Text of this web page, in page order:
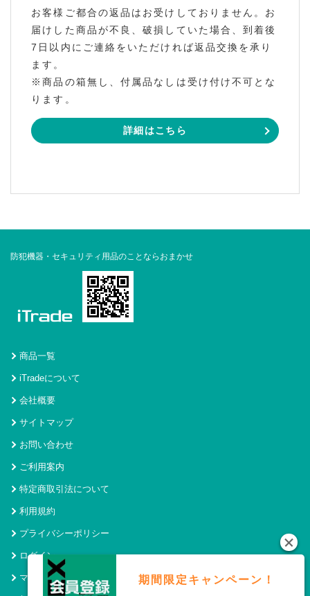
お客様ご都合の返品はお受けしておりません。お
届けした商品が不良、破損していた場合、到着後
7日以内にご連絡をいただければ返品交換を承り
ます。
※商品の箱無し、付属品なしは受け付け不可とな
ります。
詳細はこちら
防犯機器・セキュリティ用品のことならおまかせ
商品一覧
iTradeについて
会社概要
サイトマップ
お問い合わせ
ご利用案内
特定商取引法について
利用規約
プライバシーポリシー
ログイン
マイページ 期間限定キャンペーン！